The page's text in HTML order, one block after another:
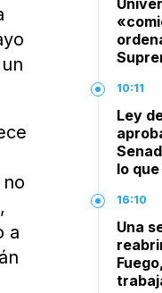
a
10:11
Ley
lo
16:10
Una